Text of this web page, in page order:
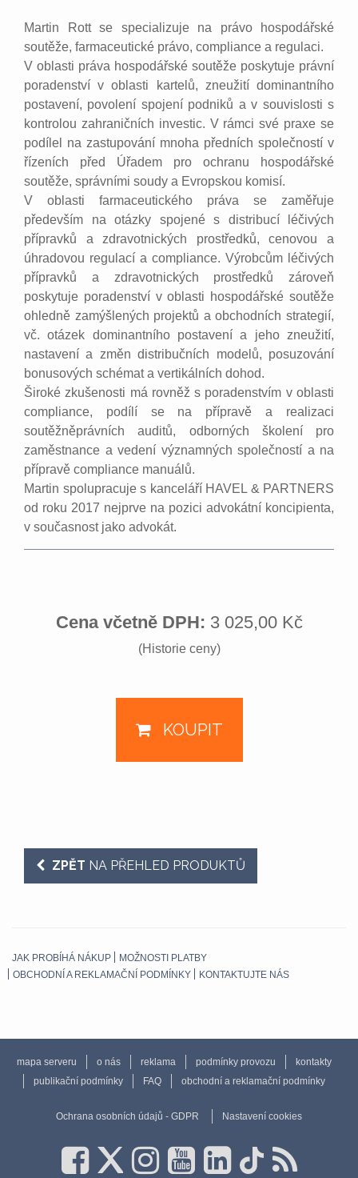
Martin Rott se specializuje na právo hospodářské
soutěže, farmaceutické právo, compliance a regulaci.
V oblasti práva hospodářské soutěže poskytuje právní
poradenství v oblasti kartelů, zneužití dominantního
postavení, povolení spojení podniků a v souvislosti s
kontrolou zahraničních investic. V rámci své praxe se
podílel na zastupování mnoha předních společností v
řízeních před Úřadem pro ochranu hospodářské
soutěže, správními soudy a Evropskou komisí.
V oblasti farmaceutického práva se zaměřuje
především na otázky spojené s distribucí léčivých
přípravků a zdravotnických prostředků, cenovou a
úhradovou regulací a compliance. Výrobcům léčivých
přípravků a zdravotnických prostředků zároveň
poskytuje poradenství v oblasti hospodářské soutěže
ohledně zamýšlených projektů a obchodních strategií,
vč. otázek dominantního postavení a jeho zneužití,
nastavení a změn distribučních modelů, posuzování
bonusových schémat a vertikálních dohod.
Široké zkušenosti má rovněž s poradenstvím v oblasti
compliance, podílí se na přípravě a realizaci
soutěžněprávních auditů, odborných školení pro
zaměstnance a vedení významných společností a na
přípravě compliance manuálů.
Martin spolupracuje s kanceláří HAVEL & PARTNERS
od roku 2017 nejprve na pozici advokátní koncipienta,
v současnost jako advokát.
Cena včetně DPH: 3 025,00 Kč
(Historie ceny)
KOUPIT
ZPĚT NA PŘEHLED PRODUKTŮ
JAK PROBÍHÁ NÁKUP
MOŽNOSTI PLATBY
OBCHODNÍ A REKLAMAČNÍ PODMÍNKY
KONTAKTUJTE NÁS
mapa serveru o nás reklama podmínky provozu
kontakty
publikační podmínky
FAQ obchodní a reklamační podmínky
Ochrana osobních údajů - GDPR Nastavení cookies